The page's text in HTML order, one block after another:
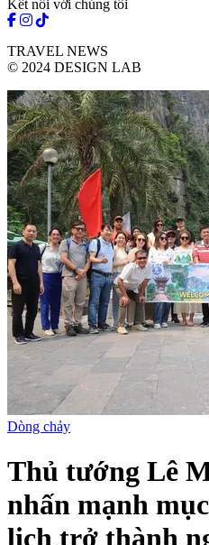
Kết nối với chúng tôi
TRAVEL NEWS
© 2024 DESIGN LAB
Dòng chảy
Thủ tướng Lê
nhấn mạnh
lịch trở thành